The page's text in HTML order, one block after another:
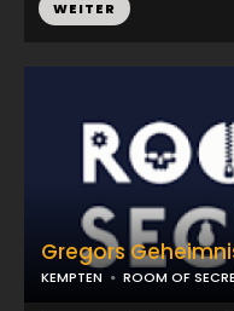
Gregors
KEMPTEN ROOM OF
WEITER